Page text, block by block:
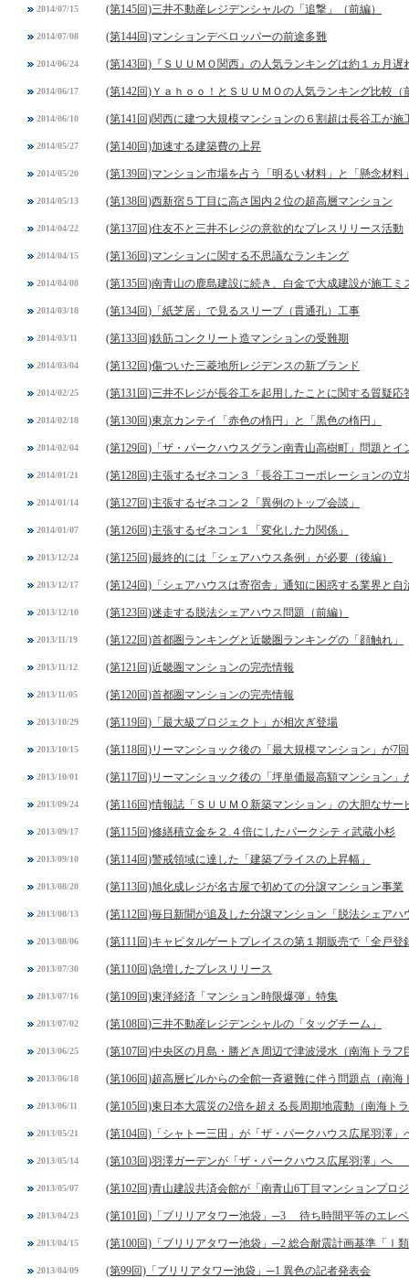
2014/07/15 (第145回)三井不動産レジデンシャルの「追撃」（前編）
2014/07/08 (第144回)マンションデベロッパーの前途多難
2014/06/24 (第143回)『ＳＵＵＭＯ関西』の人気ランキングは約１ヵ月遅
2014/06/17 (第142回)Ｙａｈｏｏ！とＳＵＵＭＯの人気ランキング比較（
2014/06/10 (第141回)関西に建つ大規模マンションの６割超は長谷工が施
2014/05/27 (第140回)加速する建築費の上昇
2014/05/20 (第139回)マンション市場を占う「明るい材料」と「懸念材料
2014/05/13 (第138回)西新宿５丁目に高さ国内２位の超高層マンション
2014/04/22 (第137回)住友不と三井不レジの意欲的なプレスリリース活動
2014/04/15 (第136回)マンションに関する不思議なランキング
2014/04/08 (第135回)南青山の鹿島建設に続き、白金で大成建設が施工ミ
2014/03/18 (第134回)「紙芝居」で見るスリーブ（貫通孔）工事
2014/03/11 (第133回)鉄筋コンクリート造マンションの受難期
2014/03/04 (第132回)傷ついた三菱地所レジデンスの新ブランド
2014/02/25 (第131回)三井不レジが長谷工を起用したことに関する質疑応
2014/02/18 (第130回)東京カンテイ「赤色の楕円」と「黒色の楕円」
2014/02/04 (第129回)「ザ・パークハウスグラン南青山高樹町」問題とイ
2014/01/21 (第128回)主張するゼネコン３「長谷工コーポレーションの立
2014/01/14 (第127回)主張するゼネコン２「異例のトップ会談」
2014/01/07 (第126回)主張するゼネコン１「変化した力関係」
2013/12/24 (第125回)最終的には「シェアハウス条例」が必要（後編）
2013/12/17 (第124回)「シェアハウスは寄宿舎」通知に困惑する業界と自
2013/12/10 (第123回)迷走する脱法シェアハウス問題（前編）
2013/11/19 (第122回)首都圏ランキングと近畿圏ランキングの「顔触れ」
2013/11/12 (第121回)近畿圏マンションの完売情報
2013/11/05 (第120回)首都圏マンションの完売情報
2013/10/29 (第119回)「最大級プロジェクト」が相次ぎ登場
2013/10/15 (第118回)リーマンショック後の「最大規模マンション」が7
2013/10/01 (第117回)リーマンショック後の「坪単価最高額マンション」
2013/09/24 (第116回)情報誌「ＳＵＵＭＯ新築マンション」の大胆なサー
2013/09/17 (第115回)修繕積立金を２.４倍にしたパークシティ武蔵小杉
2013/09/10 (第114回)警戒領域に達した「建築プライスの上昇幅」
2013/08/20 (第113回)旭化成レジが名古屋で初めての分譲マンション事業
2013/08/13 (第112回)毎日新聞が追及した分譲マンション「脱法シェアハ
2013/08/06 (第111回)キャピタルゲートプレイスの第１期販売で「全戸登
2013/07/30 (第110回)急増したプレスリリース
2013/07/16 (第109回)東洋経済「マンション時限爆弾」特集
2013/07/02 (第108回)三井不動産レジデンシャルの「タッグチーム」
2013/06/25 (第107回)中央区の月島・勝どき周辺で津波浸水（南海トラフ
2013/06/18 (第106回)超高層ビルからの全館一斉避難に伴う問題点（南
2013/06/11 (第105回)東日本大震災の2倍を超える長周期地震動（南海ト
2013/05/21 (第104回)「シャトー三田」が「ザ・パークハウス広尾羽澤」
2013/05/14 (第103回)羽澤ガーデンが「ザ・パークハウス広尾羽澤」へ
2013/05/07 (第102回)青山建設共済会館が「南青山6丁目マンションプロ
2013/04/23 (第101回)「ブリリアタワー池袋」─3 待ち時間平等のエレ
2013/04/15 (第100回)「ブリリアタワー池袋」─2 総合耐震計画基準「Ⅰ
2013/04/09 (第99回)「ブリリアタワー池袋」─1 異色の記者発表会